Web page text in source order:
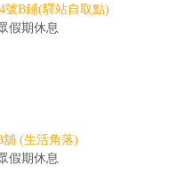
號B鋪(驛站自取點)
假期休息
舖 (生活角落)
假期休息